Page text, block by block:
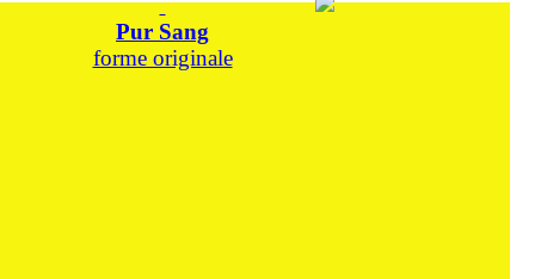
Pur Sang
forme originale